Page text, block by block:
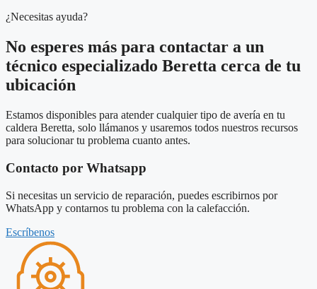
¿Necesitas ayuda?
No esperes más para contactar a un
técnico especializado Beretta cerca de tu
ubicación
Estamos disponibles para atender cualquier tipo de avería en tu
caldera Beretta, solo llámanos y usaremos todos nuestros recursos
para solucionar tu problema cuanto antes.
Contacto por Whatsapp
Si necesitas un servicio de reparación, puedes escribirnos por
WhatsApp y contarnos tu problema con la calefacción.
Escríbenos